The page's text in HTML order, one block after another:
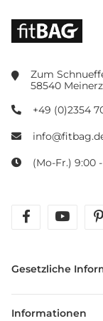
Zum
58540
+49 (0)2354
(Mo-Fr.) 9:00 -
facebook
Gesetzliche
Informationen